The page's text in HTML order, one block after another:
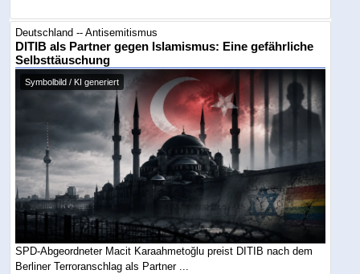
Deutschland -- Antisemitismus
DITIB als Partner gegen Islamismus: Eine gefährliche
Selbsttäuschung
Symbolbild / KI generiert
SPD-Abgeordneter Macit Karaahmetoğlu preist DITIB nach dem
Berliner Terroranschlag als Partner ...